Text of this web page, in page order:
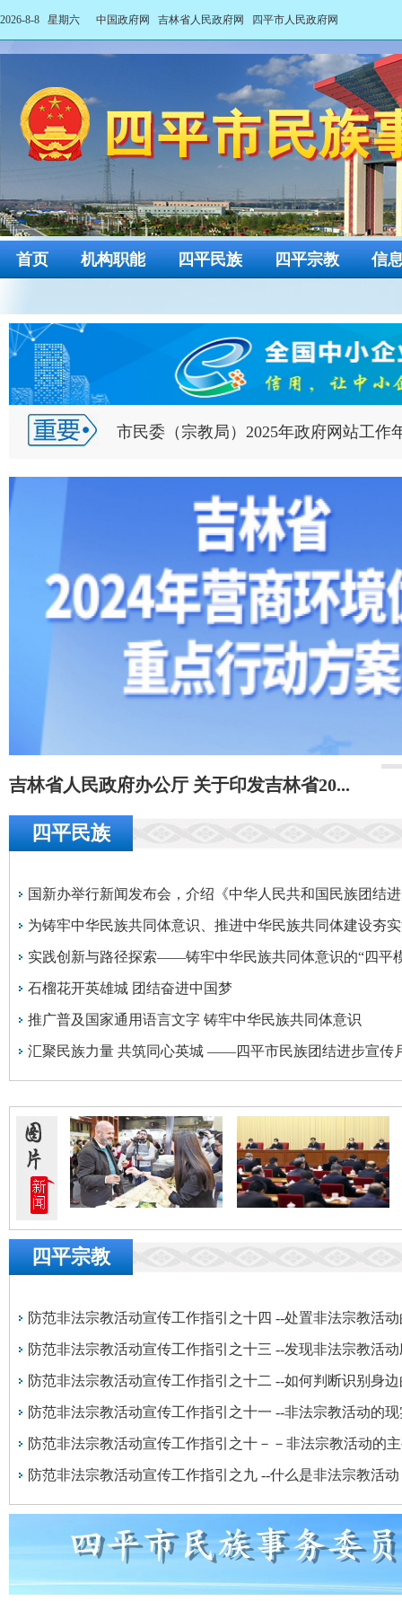
2026-8-8 星期六 中国政府网 吉林省人民政府网 四平市人民政府网
首页 机构职能 四平民族 四平宗教 信
市民委（宗教局）2025年政府网站工作
吉林省人民政府办公厅 关于印发吉林省20...
四平民族
实践创新与路径探索——铸牢中华民族共同体意识的“四平
石榴花开英雄城 团结奋进中国梦
推广普及国家通用语言文字 铸牢中华民族共同体意识
汇聚民族力量 共筑同心英城 ——四平市民族团结进步宣传
四平宗教
防范非法宗教活动宣传工作指引之十四 --处置非法宗教活
防范非法宗教活动宣传工作指引之十三 --发现非法宗教活
防范非法宗教活动宣传工作指引之十二 --如何判断识别身
防范非法宗教活动宣传工作指引之十一 --非法宗教活动的
防范非法宗教活动宣传工作指引之十－－非法宗教活动的
防范非法宗教活动宣传工作指引之九 --什么是非法宗教活动